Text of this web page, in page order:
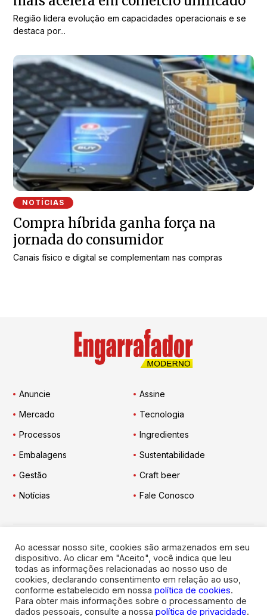
Região lidera evolução em capacidades operacionais e se
destaca por...
NOTÍCIAS
Compra híbrida ganha força na
jornada do consumidor
Canais físico e digital se complementam nas compras
Anuncie
Assine
Mercado
Tecnologia
Processos
Ingredientes
Embalagens
Sustentabilidade
Gestão
Craft beer
Notícias
Fale Conosco
Engarrafador Moderno nas Redes:
Ao acessar nosso site, cookies são armazenados em seu
dispositivo. Ao clicar em "Aceito", você indica que leu
todas as informações relacionadas ao nosso uso de
cookies, declarando consentimento em relação ao uso,
conforme estabelecido em nossa política de cookies.
Para obter mais informações sobre o processamento de
dados pessoais, consulte a nossa política de privacidade.